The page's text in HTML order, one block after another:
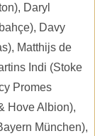
Daryl
Davy
Matthijs de
Indi (Stoke
Promes
Hove Albion),
München),